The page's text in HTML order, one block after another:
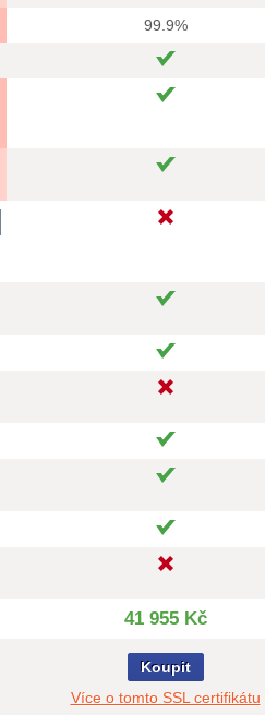
99.9%
41 955 Kč
Koupit
Více o tomto SSL certifikátu